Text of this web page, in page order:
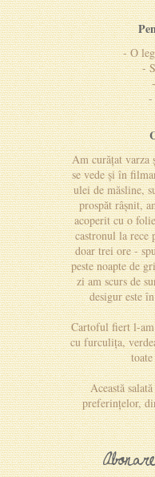
- O
-
-
Am curățat varza
se vede și în
ulei de măsline,
prospăt râșnit,
acoperit cu o
castronul la rece
doar trei ore -
peste noapte de
zi am scurs de
desigur este
Cartoful fiert l-am
cu furculița,
Această
preferințelor,